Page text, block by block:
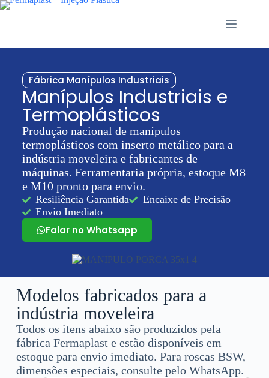
Fábrica Manípulos Industriais
Manípulos Industriais e
Termoplásticos
Produção nacional de manípulos
termoplásticos com inserto metálico para a
indústria moveleira e fabricantes de
máquinas. Ferramentaria própria, estoque M8
e M10 pronto para envio.
Resiliência Garantida
Encaixe de Precisão
Envio Imediato
Falar no Whatsapp
Modelos fabricados para a
indústria moveleira
Todos os itens abaixo são produzidos pela
fábrica Fermaplast e estão disponíveis em
estoque para envio imediato. Para roscas BSW,
dimensões especiais, consulte pelo WhatsApp.